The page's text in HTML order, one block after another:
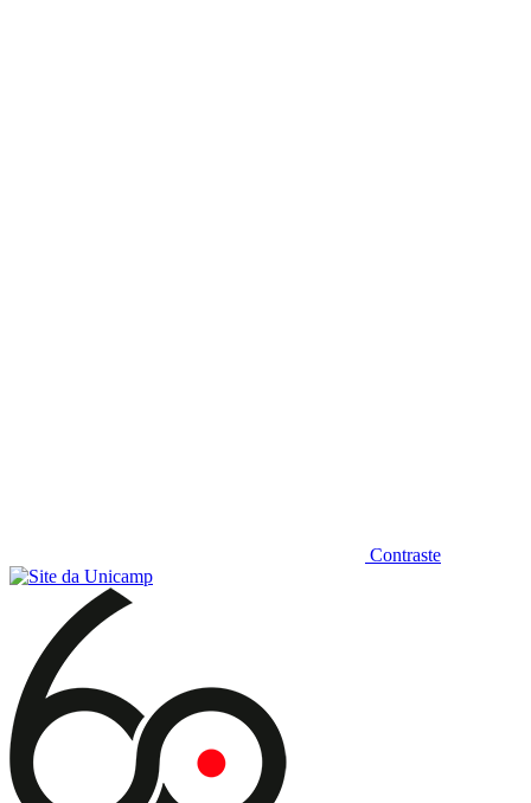
Contraste